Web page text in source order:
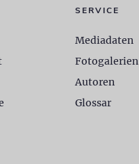
SERVICE
Mediadaten
Fotogalerien
Autoren
Glossar